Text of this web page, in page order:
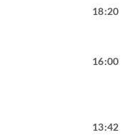
18:20
16:00
13:42